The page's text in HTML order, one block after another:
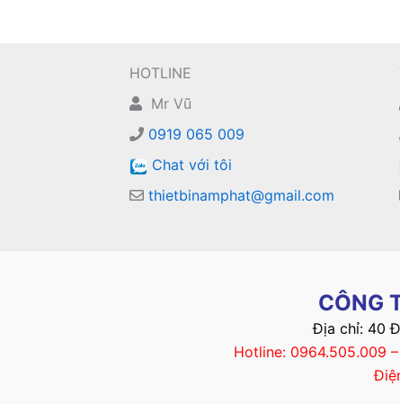
HOTLINE
Mr Vũ
0919 065 009
Chat với tôi
thietbinamphat@gmail.com
CÔNG
Địa chỉ: 40
Hotline: 0964.505.009